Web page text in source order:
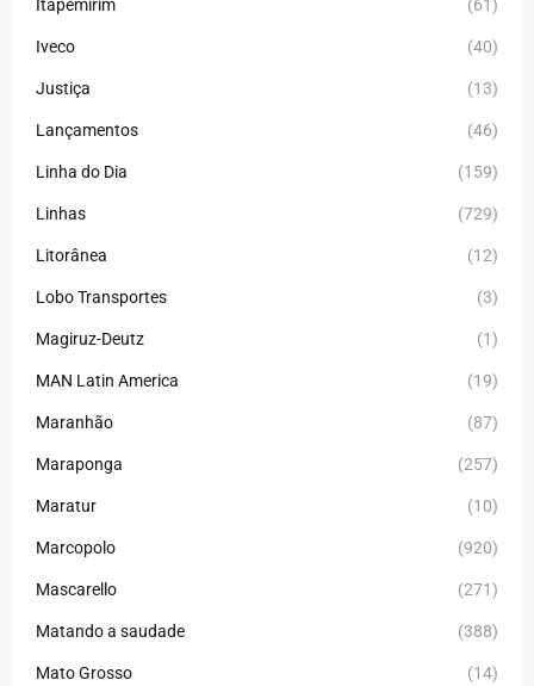
Itapemirim (61)
Iveco (40)
Justiça (13)
Lançamentos (46)
Linha do Dia (159)
Linhas (729)
Litorânea (12)
Lobo Transportes (3)
Magiruz-Deutz (1)
MAN Latin America (19)
Maranhão (87)
Maraponga (257)
Maratur (10)
Marcopolo (920)
Mascarello (271)
Matando a saudade (388)
Mato Grosso (14)